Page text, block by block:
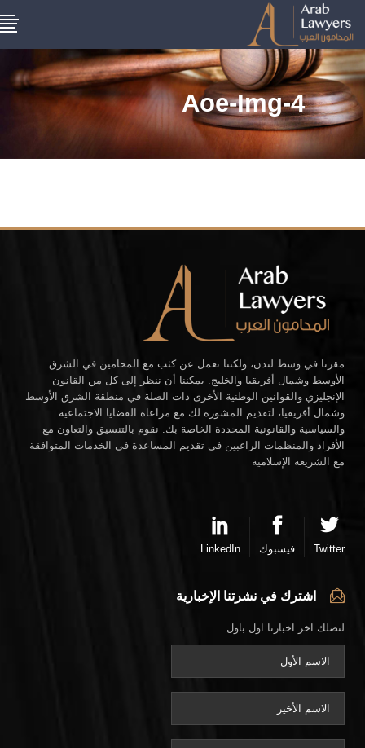
Aoe-Img-4
مقرنا في وسط لندن، ولكننا نعمل عن كثب مع المحامين في الشرق
الأوسط وشمال أفريقيا والخليج. يمكننا أن ننظر إلى كل من القانون
الإنجليزي والقوانين الوطنية الأخرى ذات الصلة في منطقة الشرق الأوسط
وشمال أفريقيا، لتقديم المشورة لك مع مراعاة القضايا الاجتماعية
والسياسية والقانونية المحددة الخاصة بك. نقوم بالتنسيق والتعاون مع
الأفراد والمنظمات الراغبين في تقديم المساعدة في الخدمات المتوافقة
مع الشريعة الإسلامية
Twitter فيسبوك LinkedIn
اشترك في نشرتنا الإخبارية
لتصلك اخر اخبارنا اول باول